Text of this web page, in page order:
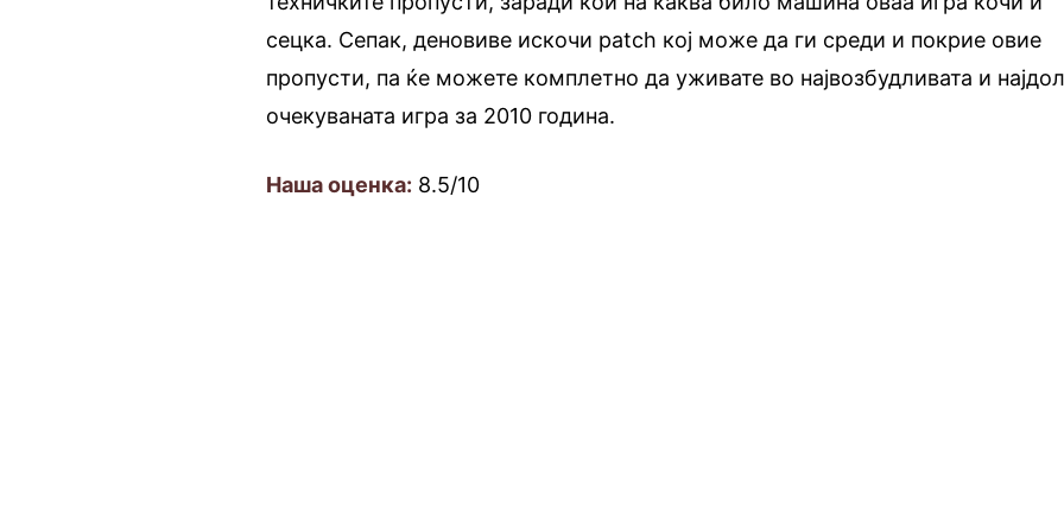
сецка. Сепак, деновиве искочи patch кој може да ги среди и покрие овие
пропусти, па ќе можете комплетно да уживате во највозбудливата и
очекуваната игра за 2010 година.
Наша оценка: 8.5/10